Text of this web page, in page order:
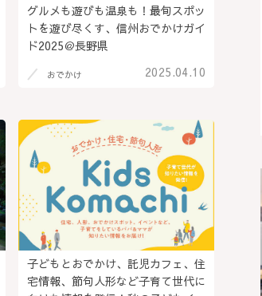
グルメも遊びも温泉も！最旬スポッ
トを遊び尽くす、信州おでかけガイ
ド2025＠長野県
2025.04.10
おでかけ
子どもとおでかけ、託児カフェ、住
宅情報、節句人形など子育て世代に